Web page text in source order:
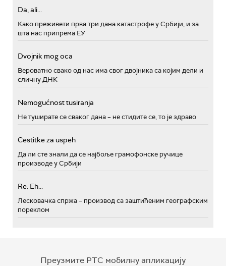
Da, ali...
Како преживети прва три дана катастрофе у Србији, и за
шта нас припрема ЕУ
Dvojnik mog oca
Вероватно свако од нас има свог двојника са којим дели и
сличну ДНК
Nemogućnost tusiranja
Не туширате се сваког дана – не стидите се, то је здраво
Cestitke za uspeh
Да ли сте знали да се најбоље грамофонске ручице
производе у Србији
Re: Eh...
Лесковачка спржа – производ са заштићеним географским
пореклом
Преузмите РТС мобилну апликацију